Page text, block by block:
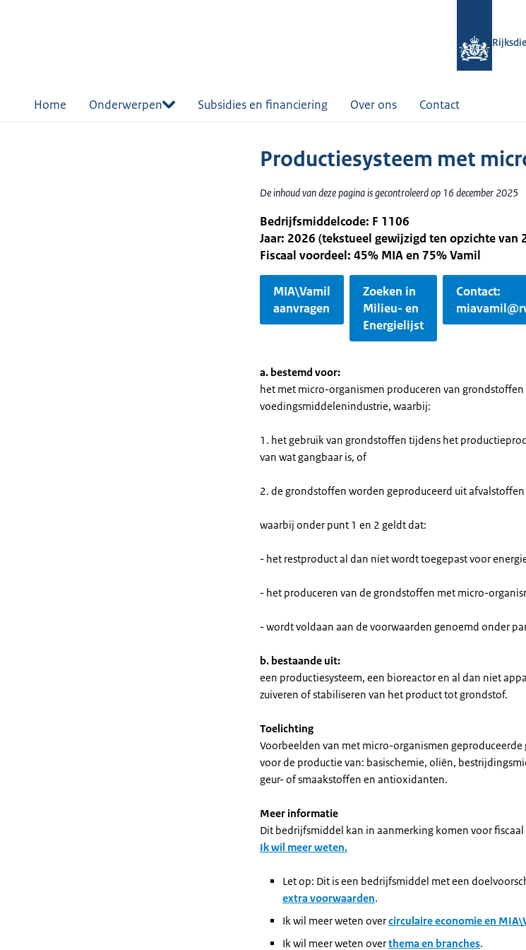
Home Onderwerpen Subsidies en financiering Over ons Contact
Productiesysteem met
De inhoud van deze pagina is gecontroleerd op 16 december 2025
Bedrijfsmiddelcode: F 1106
Jaar: 2026 (tekstueel gewijzigd ten opzichte van
Fiscaal voordeel: 45% MIA en 75% Vamil
MIA\Vamil
aanvragen
Zoeken in
Milieu- en
Energielijst
Contact:
a. bestemd voor:
het met micro-organismen produceren van
voedingsmiddelenindustrie, waarbij:
1. het gebruik van grondstoffen tijdens het
van wat gangbaar is, of
2. de grondstoffen worden geproduceerd uit
waarbij onder punt 1 en 2 geldt dat:
- het restproduct al dan niet wordt toegepast voor
- het produceren van de grondstoffen met micro-
- wordt voldaan aan de voorwaarden genoemd onder
b. bestaande uit:
een productiesysteem, een bioreactor en al dan niet
zuiveren of stabiliseren van het product tot grondstof.
Toelichting
Voorbeelden van met micro-organismen
voor de productie van: basischemie, oliën,
geur- of smaakstoffen en antioxidanten.
Meer informatie
Dit bedrijfsmiddel kan in aanmerking komen voor
Ik wil meer weten.
Let op: Dit is een bedrijfsmiddel met een
extra voorwaarden.
Ik wil meer weten overcirculaire economie en
Ik wil meer weten overthema en branches.